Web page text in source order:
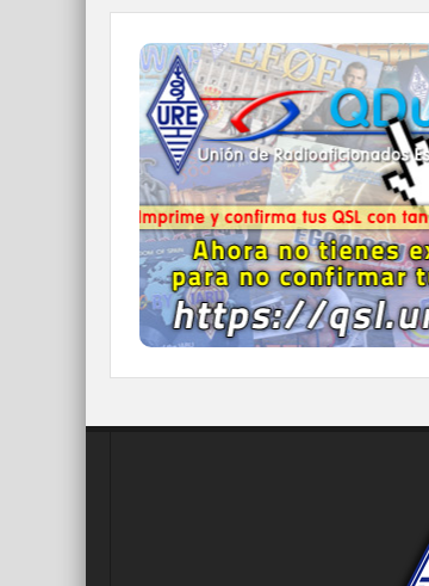
QDURE - https://
Imprime y confirma tus QSL en
click.
Nunca fue tan fácil y
el confirmar tus
IR A QDURE